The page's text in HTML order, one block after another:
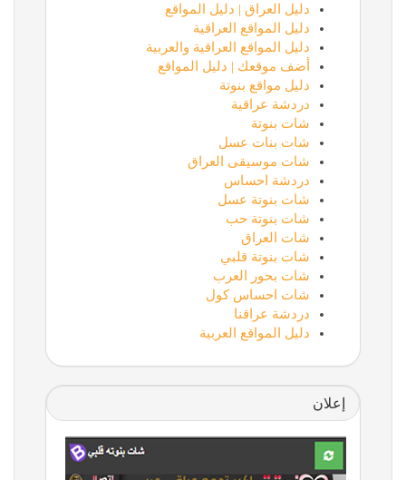
دليل العراق | دليل المواقع
دليل المواقع العراقية
دليل المواقع العراقية والعربية
أضف موقعك | دليل المواقع
دليل مواقع بنوتة
دردشة عراقية
شات بنوتة
شات بنات عسل
شات موسيقى العراق
دردشة احساس
شات بنوتة عسل
شات بنوتة حب
شات العراق
شات بنوتة قلبي
شات بحور العرب
شات احساس كول
دردشة عراقنا
دليل المواقع العربية
إعلان